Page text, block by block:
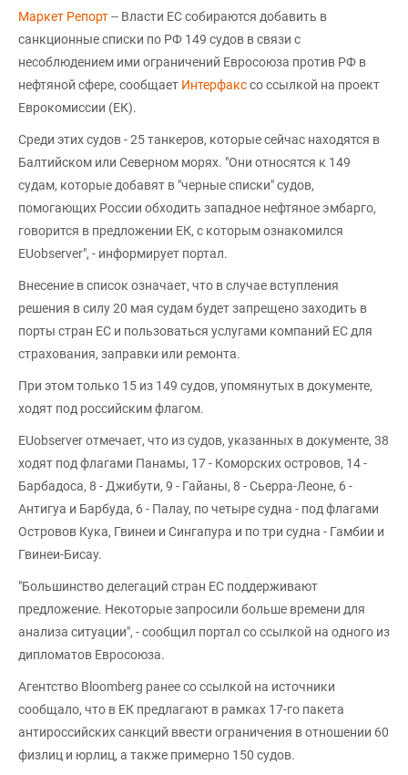
Маркет Репорт-- Власти ЕС собираются добавить в
санкционные списки по РФ 149 судов в связи с
несоблюдением ими ограничений Евросоюза против РФ в
нефтяной сфере, сообщает Интерфакссо ссылкой на проект
Еврокомиссии (ЕК).
Среди этих судов - 25 танкеров, которые сейчас находятся в
Балтийском или Северном морях. "Они относятся к 149
судам, которые добавят в "черные списки" судов,
помогающих России обходить западное нефтяное эмбарго,
говорится в предложении ЕК, с которым ознакомился
EUobserver", - информирует портал.
Внесение в список означает, что в случае вступления
решения в силу 20 мая судам будет запрещено заходить в
порты стран ЕС и пользоваться услугами компаний ЕС для
страхования, заправки или ремонта.
При этом только 15 из 149 судов, упомянутых в документе,
ходят под российским флагом.
EUobserver отмечает, что из судов, указанных в документе, 38
ходят под флагами Панамы, 17 - Коморских островов, 14 -
Барбадоса, 8 - Джибути, 9 - Гайаны, 8 - Сьерра-Леоне, 6 -
Антигуа и Барбуда, 6 - Палау, по четыре судна - под флагами
Островов Кука, Гвинеи и Сингапура и по три судна - Гамбии и
Гвинеи-Бисау.
"Большинство делегаций стран ЕС поддерживают
предложение. Некоторые запросили больше времени для
анализа ситуации", - сообщил портал со ссылкой на одного из
дипломатов Евросоюза.
Агентство Bloomberg ранее со ссылкой на источники
сообщало, что в ЕК предлагают в рамках 17-го пакета
антироссийских санкций ввести ограничения в отношении 60
физлиц и юрлиц, а также примерно 150 судов.